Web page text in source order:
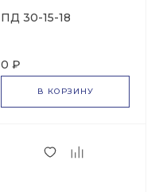
ПД 30-15-18
0 ₽
В КОРЗИНУ